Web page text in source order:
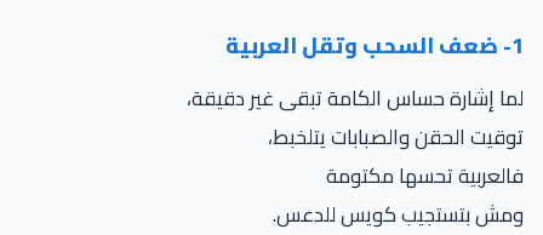
1- ضعف السحب وتقل العربية
لما إشارة حساس الكامة تبقى غير دقيقة،
توقيت الحقن والصبابات يتلخبط،
فالعربية تحسها مكتومة
ومش بتستجيب كويس للدعس.